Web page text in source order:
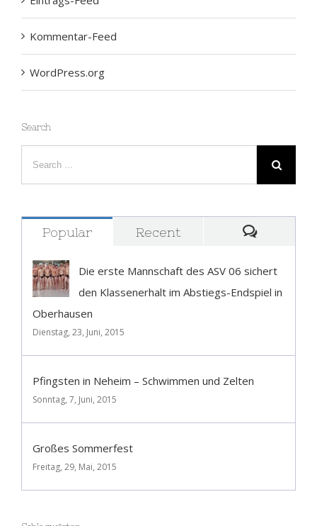
Kommentar-Feed
WordPress.org
Popular
Recent
den Klassenerhalt im Abstiegs-Endspiel in
Oberhausen
Dienstag, 23, Juni, 2015
Sonntag, 7, Juni, 2015
Freitag, 29, Mai, 2015